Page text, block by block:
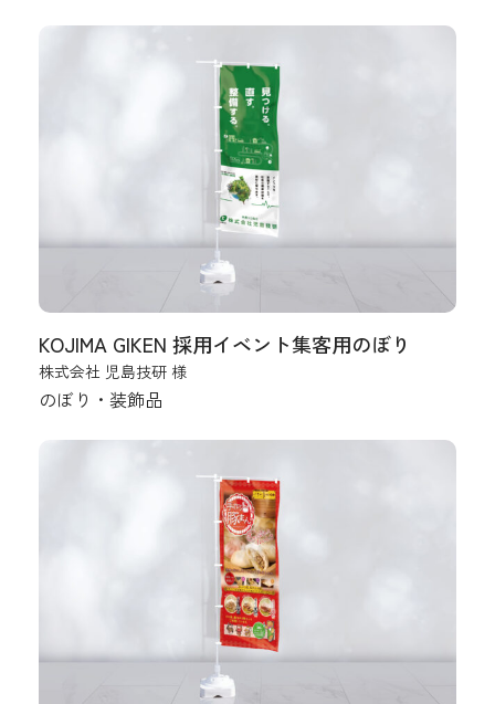
KOJIMA GIKEN 採用イベント集客用のぼり
株式会社 児島技研 様
のぼり・装飾品